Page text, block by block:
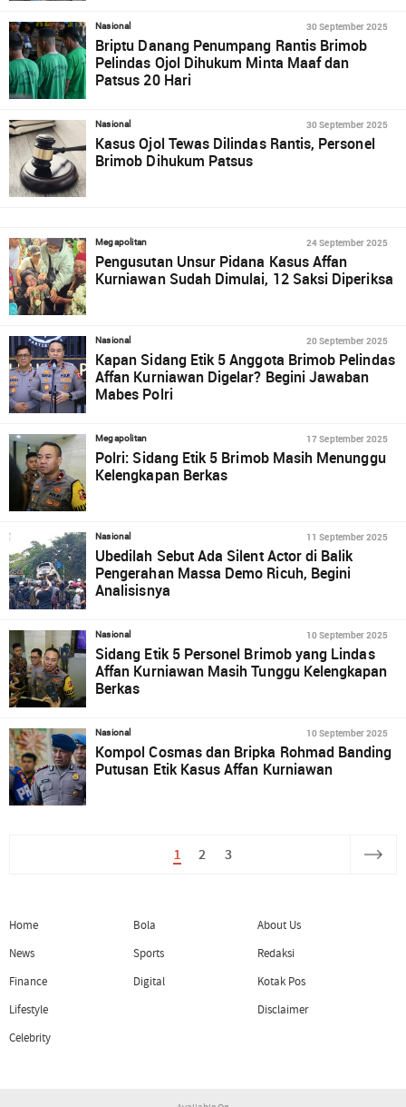
Nasional 30 September 2025
Briptu Danang Penumpang Rantis Brimob
Pelindas Ojol Dihukum Minta Maaf dan
Patsus 20 Hari
Nasional 30 September 2025
Kasus Ojol Tewas Dilindas Rantis, Personel
Brimob Dihukum Patsus
Megapolitan 24 September 2025
Pengusutan Unsur Pidana Kasus Affan
Kurniawan Sudah Dimulai, 12 Saksi Diperiksa
Nasional 20 September 2025
Kapan Sidang Etik 5 Anggota Brimob Pelindas
Affan Kurniawan Digelar? Begini Jawaban
Mabes Polri
Megapolitan 17 September 2025
Polri: Sidang Etik 5 Brimob Masih Menunggu
Kelengkapan Berkas
Nasional 11 September 2025
Ubedilah Sebut Ada Silent Actor di Balik
Pengerahan Massa Demo Ricuh, Begini
Analisisnya
Nasional 10 September 2025
Sidang Etik 5 Personel Brimob yang Lindas
Affan Kurniawan Masih Tunggu Kelengkapan
Berkas
Nasional 10 September 2025
Kompol Cosmas dan Bripka Rohmad Banding
Putusan Etik Kasus Affan Kurniawan
1 2 3
Home
News
Finance
Lifestyle
Celebrity
Bola
Sports
Digital
About Us
Redaksi
Kotak Pos
Disclaimer